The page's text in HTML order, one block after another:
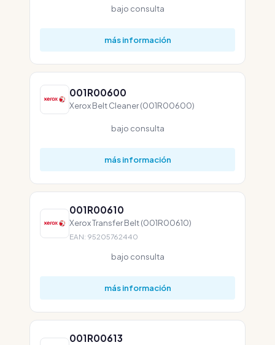
bajo consulta
más información
001R00600
Xerox Belt Cleaner (001R00600)
bajo consulta
más información
001R00610
Xerox Transfer Belt (001R00610)
EAN: 95205762440
bajo consulta
más información
001R00613